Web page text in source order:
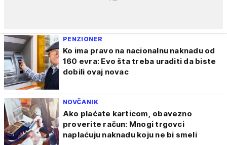
PENZIONER
Ko ima pravo na nacionalnu naknadu od
160 evra: Evo šta treba uraditi da biste
dobili ovaj novac
NOVČANIK
Ako plaćate karticom, obavezno
proverite račun: Mnogi trgovci
naplaćuju naknadu koju ne bi smeli